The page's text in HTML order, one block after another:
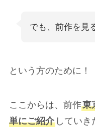
でも、前作を見
という方のために！
ここからは、前作東
単にご紹介していき